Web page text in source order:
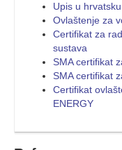
Upis u
Ovlaštenje za
Certifikat za
sustava
SMA certifikat
SMA certifikat
Certifikat
ENERGY